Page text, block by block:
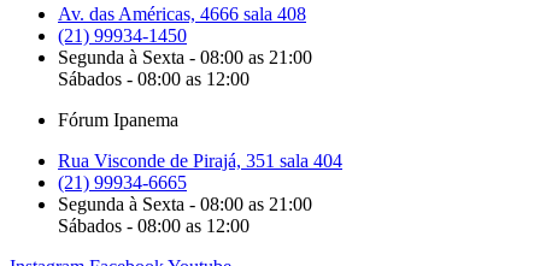
Av. das Américas, 4666 sala 408
(21) 99934-1450
Segunda à Sexta - 08:00 as 21:00
Sábados - 08:00 as 12:00
Fórum Ipanema
Rua Visconde de Pirajá, 351 sala 404
(21) 99934-6665
Segunda à Sexta - 08:00 as 21:00
Sábados - 08:00 as 12:00